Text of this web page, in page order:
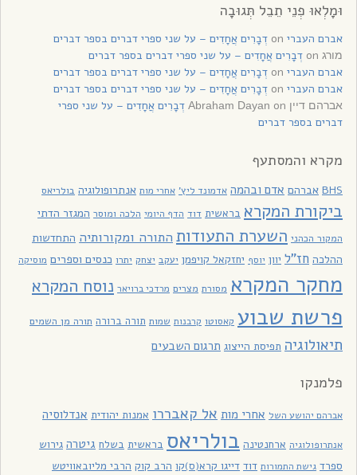
וּמָלְאוּ פְנֵי תֵבֵל תְּגוּבָה
אברם העברי דְבָרִים אֲחָדִים – על שני ספרי דברים בספר דברים
מורג
דְבָרִים אֲחָדִים – על שני ספרי דברים בספר דברים
אברם העברי
דְבָרִים אֲחָדִים – על שני ספרי דברים בספר דברים
אברם העברי
דְבָרִים אֲחָדִים – על שני ספרי דברים בספר דברים
אברהם דיין Abraham Dayan on
דְבָרִים אֲחָדִים – על שני ספרי
דברים בספר דברים
מקרא והמסתעף
BHS אברהם אדם ובהמה אדמונד ליץ' אחרי מות אנתרופולוגיה בולריאס
ביקורת המקרא בראשית דוד הדף היומי הלכה ומוסר המגזר הדתי
המקור הכהני השערת התעודות התורה ומקורותיה התחדשות
ההלכה חז"ל יוון יוסף יחזקאל קויפמן יעקב יצחק יתרו כנסים וספרים מוסיקה
מחקר המקרא מסורת מצרים מרדכי ברויאר נוסח המקרא
פרשת שבוע קאסוטו קרבנות שמות תורה ברורה תורה מן השמים
תיאולוגיה תפיסת הייצוג תרגום השבעים
פלמנקו
אברהם יהושע השל אחרי מות אל קאבררו אמנות יהודית אנדלוסיה
אנתרופולוגיה ארחנטינה בולריאס בראשית בשלח גיטרה גירוש
ספרד גישת התמורות דוד דייגו קרא(ס)קו הרב קוק הרבי מליובאוויטש